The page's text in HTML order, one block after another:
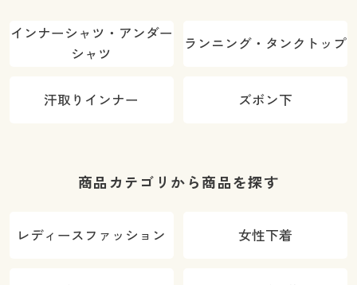
インナーシャツ・アンダー
シャツ
ランニング・タンクトップ
汗取りインナー ズボン下
商品カテゴリから商品を探す
レディースファッション 女性下着